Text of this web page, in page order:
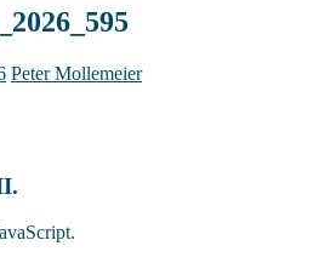
Peter Mollemeier